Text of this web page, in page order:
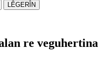
LÊGERÎN
re veguhertina